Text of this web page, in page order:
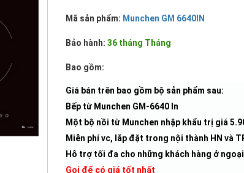
Mã sản phẩm: Munchen GM 6640IN
Bảo hành: 36 tháng Tháng
Bao gồm:
Giá bán trên bao gồm bộ sản phẩm sau:
Bếp từ Munchen GM-6640 In
Một bộ nồi từ Munchen nhập khẩu trị giá
Miễn phí vc, lắp đặt trong nội thành HN và
Hỗ trợ tối đa cho những khách hàng ở ngoại
Gọi để có giá tốt nhất